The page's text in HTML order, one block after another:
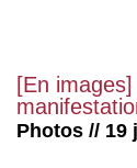
[En
Photos // 19